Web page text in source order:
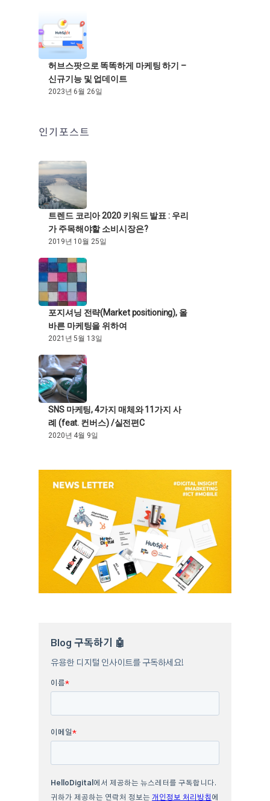
허브스팟으로 똑똑하게 마케팅 하기 –
신규기능 및 업데이트
2023년 6월 26일
인기포스트
트렌드 코리아 2020 키워드 발표 : 우리
가 주목해야할 소비시장은?
2019년 10월 25일
포지셔닝 전략(Market positioning), 올
바른 마케팅을 위하여
2021년 5월 13일
SNS 마케팅, 4가지 매체와 11가지 사
례 (feat. 컨버스) /실전편C
2020년 4월 9일